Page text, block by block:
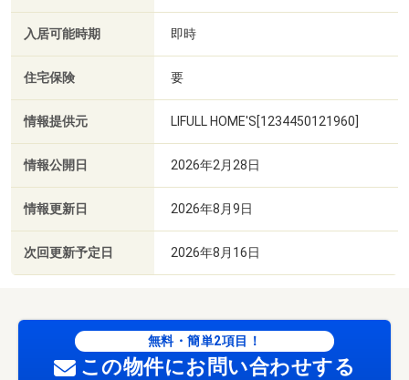
入居可能時期 即時
住宅保険 要
情報提供元 LIFULL HOME'S[1234450121960]
情報公開日 2026年2月28日
情報更新日 2026年8月9日
次回更新予定日 2026年8月16日
無料・簡単2項目！
この物件にお問い合わせする